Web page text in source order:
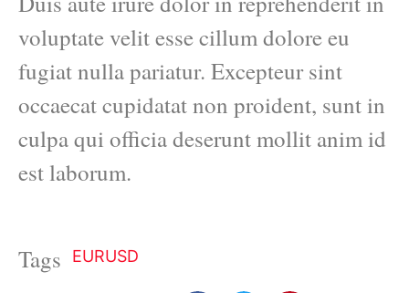
voluptate velit esse cillum dolore eu
fugiat nulla pariatur. Excepteur sint
occaecat cupidatat non proident, sunt in
culpa qui officia deserunt mollit anim id
est laborum.
Tags EURUSD